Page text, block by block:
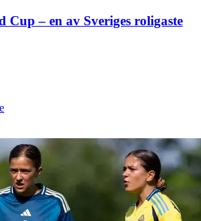
Cup – en av Sveriges roligaste